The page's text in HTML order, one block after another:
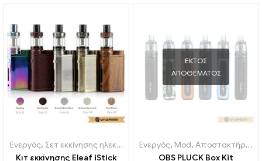
Ενεργός, Σετ εκκίνησης ηλεκτρονικού τσιγάρου
Κιτ εκκίνησης Eleaf iStick
ΕΚΤΌΣ
ΑΠΟΘΈΜΑΤΟΣ
Ενεργός, Mod, Αποστακτήρας
OBS PLUCK Box Kit